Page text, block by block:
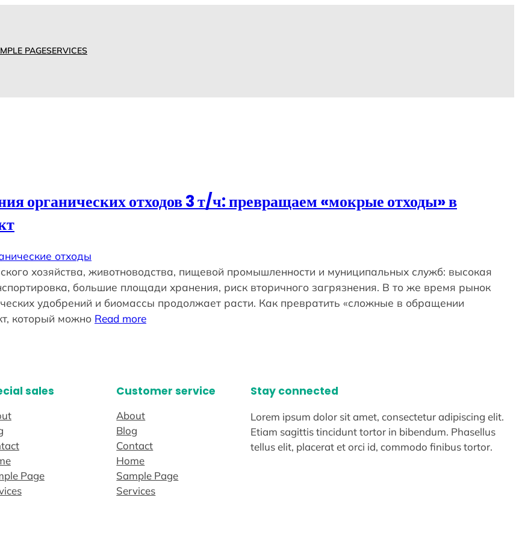
PAGESERVICES
органических отходов 3 т/ч: превращаем «мокрые отходы» в
отходы
хозяйства, животноводства, пищевой промышленности и муниципальных служб: высокая
большие площади хранения, риск вторичного загрязнения. В то же время рынок
удобрений и биомассы продолжает расти. Как превратить «сложные в обращении
который можно Read more
sales
Page
Customer service
About
Blog
Contact
Home
Sample Page
Services
Stay connected
Lorem ipsum dolor sit amet, consectetur adipiscing elit.
Etiam sagittis tincidunt tortor in bibendum. Phasellus
tellus elit, placerat et orci id, commodo finibus tortor.